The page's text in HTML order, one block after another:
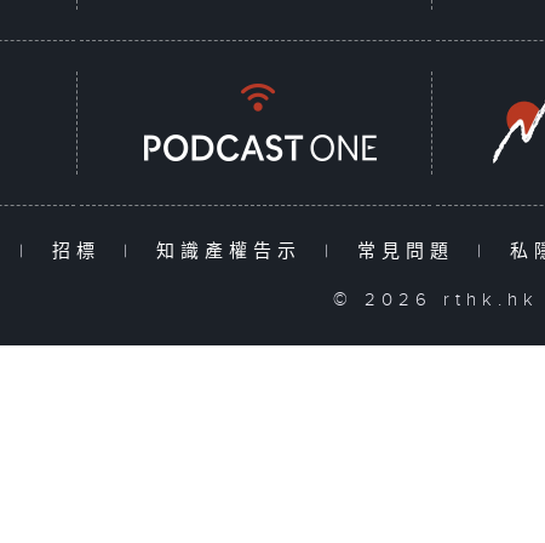
| 招標 | 知識產權告示 | 常見問題 | 私
© 2026 rthk.hk